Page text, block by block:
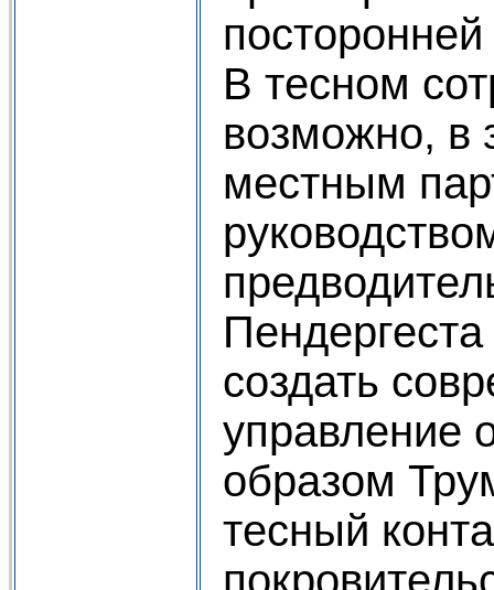
В тесном
возможно, в
местным
создать
управление
образом
тесный